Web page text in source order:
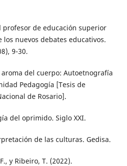
profesor de educación superior
nuevos debates educativos.
9-30.
aroma del cuerpo: Autoetnografía
Pedagogía [Tesis de
de Rosario].
del oprimido. Siglo XXI.
de las culturas. Gedisa.
y Ribeiro, T. (2022).